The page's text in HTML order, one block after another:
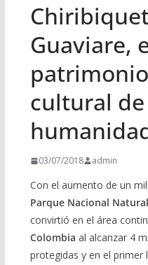
Guaviare,
cultural
03/07/2018 admin
Con el aumento de un
Parque Nacional
convirtió en el área
Colombia al alcanzar 4
protegidas y en el primer